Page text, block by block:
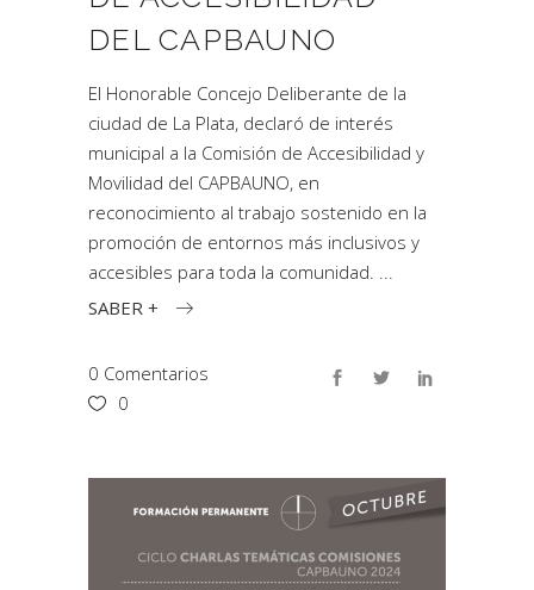
DEL CAPBAUNO
El Honorable Concejo Deliberante de la
ciudad de La Plata, declaró de interés
municipal a la Comisión de Accesibilidad y
Movilidad del CAPBAUNO, en
reconocimiento al trabajo sostenido en la
promoción de entornos más inclusivos y
accesibles para toda la comunidad.
SABER +
0 Comentarios
0